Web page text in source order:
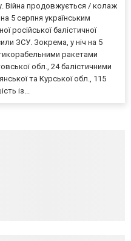
Війна продовжується / колаж
5 серпня українським
російської балістичної
ЗСУ. Зокрема, у ніч на 5
ракетами
обл., 24 балістичними
та Курської обл., 115
із...